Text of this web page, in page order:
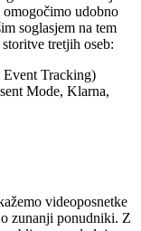
udobno
soglasjem na tem
tretjih oseb:
Tracking)
Mode, Klarna,
videoposnetke
zunanji ponudniki. Z